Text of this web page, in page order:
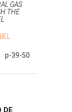
GAS
THE
p-39-50
DE